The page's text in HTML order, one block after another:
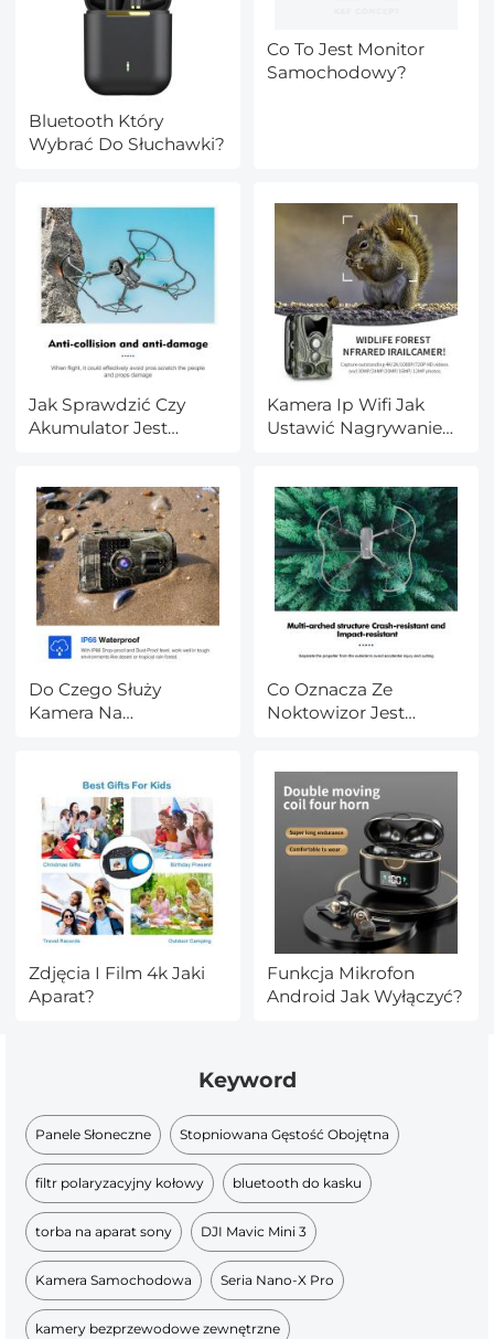
Bluetooth Który
Wybrać Do Słuchawki?
Co To Jest Monitor
Samochodowy?
Jak Sprawdzić Czy
Akumulator Jest
Kamera Ip Wifi Jak
Ustawić Nagrywanie
Do Czego Służy
Kamera Na
Co Oznacza Ze
Noktowizor Jest
Zdjęcia I Film 4k Jaki
Aparat?
Funkcja Mikrofon
Android Jak Wyłączyć?
Keyword
Panele Słoneczne Stopniowana Gęstość Obojętna
filtr polaryzacyjny kołowy bluetooth do kasku
torba na aparat sony DJI Mavic Mini 3
Kamera Samochodowa Seria Nano-X Pro
kamery bezprzewodowe zewnętrzne​